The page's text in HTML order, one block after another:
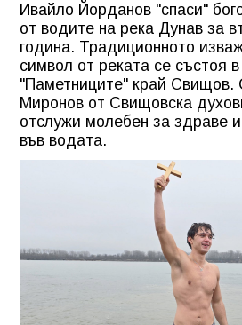
Ивайло Йорданов "спаси"
от водите на река Дунав за
година. Традиционното
символ от реката се състоя
"Паметниците" край Свищов.
Миронов от Свищовска
отслужи молебен за здраве
във водата.